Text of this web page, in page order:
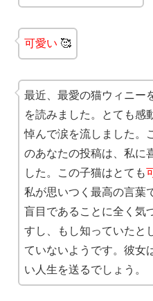
可愛い 🥰
最近、最愛の猫ウィニー
を読みました。とても感
悼んで涙を流しました。
のあなたの投稿は、私に
した。この子猫はとても
私が思いつく最高の言葉
盲目であることに全く気
すし、もし知っていたと
ていないようです。彼女
い人生を送るでしょう。